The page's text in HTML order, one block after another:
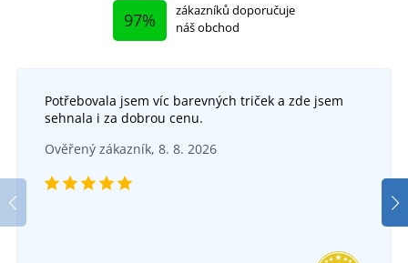
97%
zákazníků doporučuje
náš obchod
Potřebovala jsem víc barevných triček a zde jsem
sehnala i za dobrou cenu.
Ověřený zákazník, 8. 8. 2026